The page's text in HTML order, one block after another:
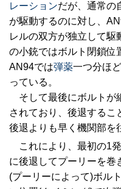
レーションだが、通常の
が駆動するのに対し、
レルの双方が独立して駆
の小銃ではボルト閉鎖位
AN94では弾薬一つ分ほ
っている。
そして最後にボルトが
されており、後退するこ
後退よりも早く機関部を
これにより、最初の1
に後退してプーリーを巻
(プーリーによって)ボル